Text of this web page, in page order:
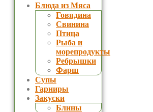
Блюда из Мяса
Говядина
Свинина
Птица
Рыба и
морепродукты
Ребрышки
Фарш
Супы
Гарниры
Закуски
Блины